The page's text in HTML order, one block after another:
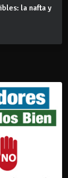
la nafta y